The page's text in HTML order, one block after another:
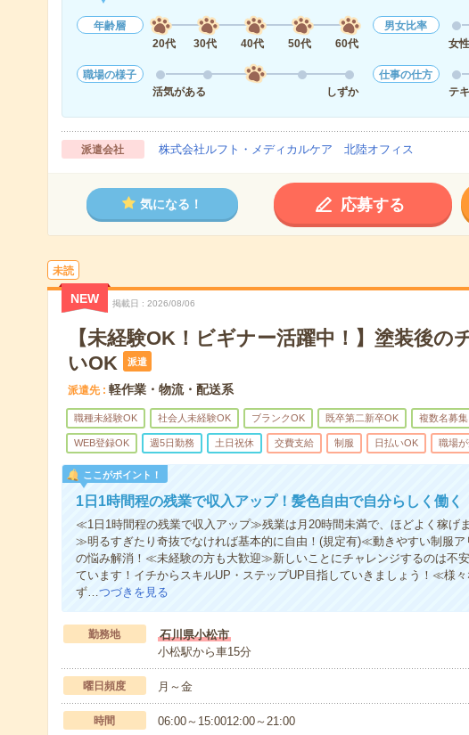
年齢層
20代
30代 40代 50代 60代
男女比率
女性
職場の様子
活気がある
しずか
仕事の仕方
テ
派遣会社 株式会社ルフト・メディカルケア 北陸オフィス
気になる！ 応募する
未読
NEW 掲載日 2026/08/06
【未経験OK！ビギナー活躍中！】塗装後の
いOK
派遣
派遣先 軽作業・物流・配送系
職種未経験OK 社会人未経験OK ブランクOK 既卒第二新卒OK 複数名募集
WEB登録OK 週5日勤務 土日祝休 交費支給 制服 日払いOK 職場
ここがポイント！
1日1時間程の残業で収入アップ！髪色自由で自分らしく働く
≪1日1時間程の残業で収入アップ≫残業は月20時間未満で、ほどよく稼げ
≫明るすぎたり奇抜でなければ基本的に自由！(規定有)≪動きやすい制服
の悩み解消！≪未経験の方も大歓迎≫新しいことにチャレンジするのは不
ています！イチからスキルUP・ステップUP目指していきましょう！≪様
ず…つづきを見る
勤務地
石川県小松市
小松駅から車15分
曜日頻度 月～金
時間 06:00～15:0012:00～21:00